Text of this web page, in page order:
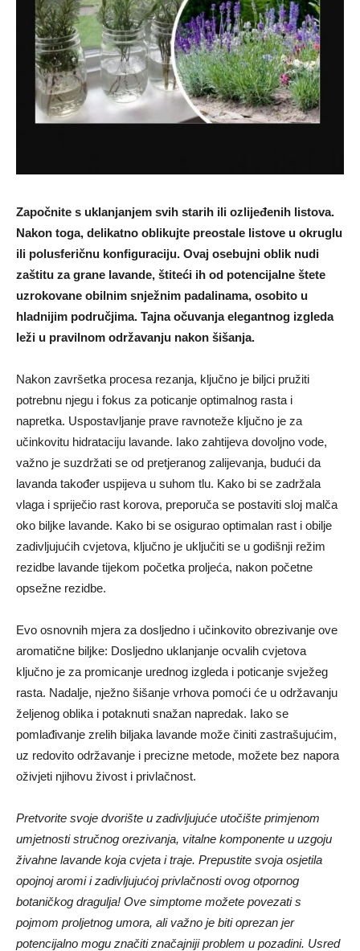
Započnite s uklanjanjem svih starih ili ozlijeđenih listova.
Nakon toga, delikatno oblikujte preostale listove u okruglu
ili polusferičnu konfiguraciju. Ovaj osebujni oblik nudi
zaštitu za grane lavande, štiteći ih od potencijalne štete
uzrokovane obilnim snježnim padalinama, osobito u
hladnijim područjima. Tajna očuvanja elegantnog izgleda
leži u pravilnom održavanju nakon šišanja.
Nakon završetka procesa rezanja, ključno je biljci pružiti
potrebnu njegu i fokus za poticanje optimalnog rasta i
napretka. Uspostavljanje prave ravnoteže ključno je za
učinkovitu hidrataciju lavande. Iako zahtijeva dovoljno vode,
važno je suzdržati se od pretjeranog zalijevanja, budući da
lavanda također uspijeva u suhom tlu. Kako bi se zadržala
vlaga i spriječio rast korova, preporuča se postaviti sloj malča
oko biljke lavande. Kako bi se osigurao optimalan rast i obilje
zadivljujućih cvjetova, ključno je uključiti se u godišnji režim
rezidbe lavande tijekom početka proljeća, nakon početne
opsežne rezidbe.
Evo osnovnih mjera za dosljedno i učinkovito obrezivanje ove
aromatične biljke: Dosljedno uklanjanje ocvalih cvjetova
ključno je za promicanje urednog izgleda i poticanje svježeg
rasta. Nadalje, nježno šišanje vrhova pomoći će u održavanju
željenog oblika i potaknuti snažan napredak. Iako se
pomlađivanje zrelih biljaka lavande može činiti zastrašujućim,
uz redovito održavanje i precizne metode, možete bez napora
oživjeti njihovu živost i privlačnost.
Pretvorite svoje dvorište u zadivljujuće utočište primjenom
umjetnosti stručnog orezivanja, vitalne komponente u uzgoju
živahne lavande koja cvjeta i traje. Prepustite svoja osjetila
opojnoj aromi i zadivljujućoj privlačnosti ovog otpornog
botaničkog dragulja! Ove simptome možete povezati s
pojmom proljetnog umora, ali važno je biti oprezan jer
potencijalno mogu značiti značajniji problem u pozadini. Usred